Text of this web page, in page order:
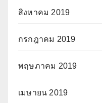
สิงหาคม 2019
กรกฎาคม 2019
พฤษภาคม 2019
เมษายน 2019